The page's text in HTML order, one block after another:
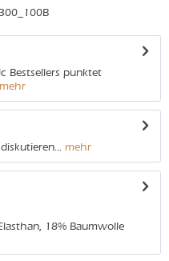
Bestsellers punktet
mehr
mehr
18% Baumwolle